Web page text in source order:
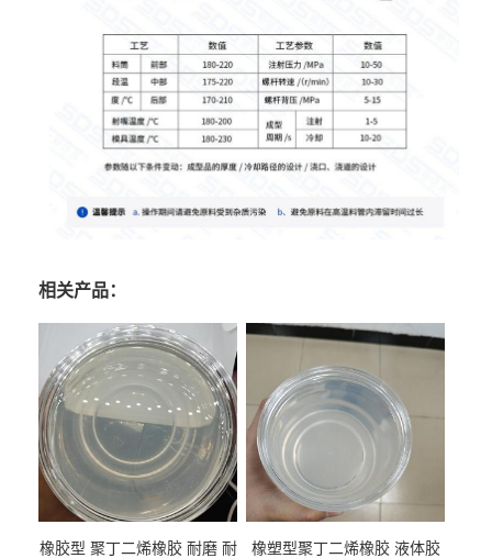
相关产品：
橡胶型 聚丁二烯橡胶 耐磨 耐
橡塑型聚丁二烯橡胶 液体胶